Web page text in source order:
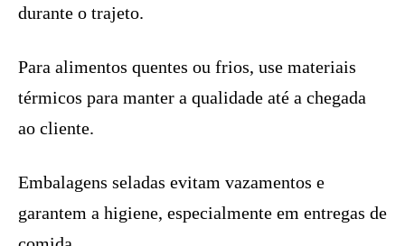
durante o trajeto.
Para alimentos quentes ou frios, use materiais
térmicos para manter a qualidade até a chegada
ao cliente.
Embalagens seladas evitam vazamentos e
garantem a higiene, especialmente em entregas de